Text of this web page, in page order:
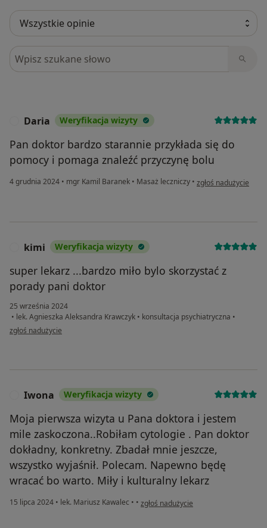
Szukaj w opiniach
Daria Weryfikacja wizyty
Pan doktor bardzo starannie przykłada się do
pomocy i pomaga znaleźć przyczynę bolu
4 grudnia 2024 • mgr Kamil Baranek • Masaż leczniczy • w opinii użytkownika
zgłoś nadużycie
kimi Weryfikacja wizyty
super lekarz ...bardzo miło bylo skorzystać z
porady pani doktor
25 września 2024
• lek. Agnieszka Aleksandra Krawczyk • konsultacja psychiatryczna •
w opinii użytkownika kimi
zgłoś nadużycie
Iwona Weryfikacja wizyty
Moja pierwsza wizyta u Pana doktora i jestem
mile zaskoczona..Robiłam cytologie . Pan doktor
dokładny, konkretny. Zbadał mnie jeszcze,
wszystko wyjaśnił. Polecam. Napewno będę
wracać bo warto. Miły i kulturalny lekarz
15 lipca 2024 • lek. Mariusz Kawalec • • w opinii użytkownika Iwona
zgłoś nadużycie